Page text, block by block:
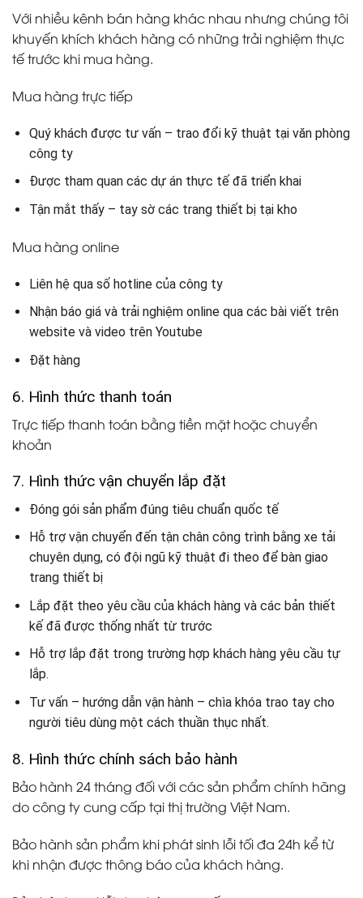
Với nhiều kênh bán hàng khác nhau nhưng chúng tôi
khuyến khích khách hàng có những trải nghiệm thực
tế trước khi mua hàng.
Mua hàng trực tiếp
Quý khách được tư vấn – trao đổi kỹ thuật tại văn phòng
công ty
Được tham quan các dự án thực tế đã triển khai
Tận mắt thấy – tay sờ các trang thiết bị tại kho
Mua hàng online
Liên hệ qua số hotline của công ty
Nhận báo giá và trải nghiệm online qua các bài viết trên
website và video trên Youtube
Đặt hàng
6. Hình thức thanh toán
Trực tiếp thanh toán bằng tiền mặt hoặc chuyển
khoản
7. Hình thức vận chuyển lắp đặt
Đóng gói sản phẩm đúng tiêu chuẩn quốc tế
Hỗ trợ vận chuyển đến tận chân công trình bằng xe tải
chuyên dụng, có đội ngũ kỹ thuật đi theo để bàn giao
trang thiết bị
Lắp đặt theo yêu cầu của khách hàng và các bản thiết
kế đã được thống nhất từ trước
Hỗ trợ lắp đặt trong trường hợp khách hàng yêu cầu tự
lắp.
Tư vấn – hướng dẫn vận hành – chìa khóa trao tay cho
người tiêu dùng một cách thuần thục nhất.
8. Hình thức chính sách bảo hành
Bảo hành 24 tháng đối với các sản phẩm chính hãng
do công ty cung cấp tại thị trường Việt Nam.
Bảo hành sản phẩm khi phát sinh lỗi tối đa 24h kể từ
khi nhận được thông báo của khách hàng.